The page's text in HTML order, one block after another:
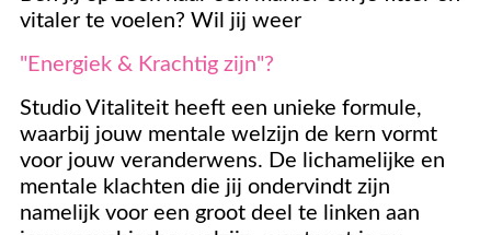
vitaler te voelen? Wil jij weer
"Energiek & Krachtig zijn"?
Studio Vitaliteit heeft een unieke formule,
waarbij jouw mentale welzijn de kern vormt
voor jouw veranderwens. De lichamelijke en
mentale klachten die jij ondervindt zijn
namelijk voor een groot deel te linken aan